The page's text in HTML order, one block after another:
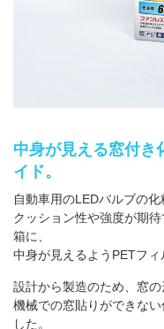
よくあるご質問
中身が見える窓付き
イド。
自動車用のLEDバルブの化
クッション性や強度が期
箱に、
中身が見えるようPETフィ
設計から製造のため、窓の
機械での窓貼りができな
した。